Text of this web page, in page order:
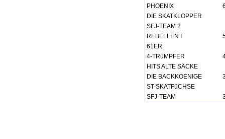
PHOENIX
DIE SKATKLOPPER
SFJ-TEAM 2
REBELLEN I
61ER
4-TRüMPFER
HITS ALTE SÄCKE
DIE BACKKOENIGE
ST-SKATFüCHSE
SFJ-TEAM